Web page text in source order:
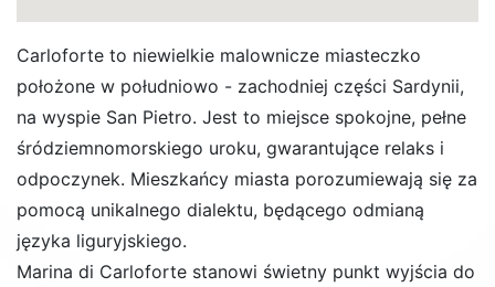
Carloforte to niewielkie malownicze miasteczko
położone w południowo - zachodniej części Sardynii,
na wyspie San Pietro. Jest to miejsce spokojne, pełne
śródziemnomorskiego uroku, gwarantujące relaks i
odpoczynek. Mieszkańcy miasta porozumiewają się za
pomocą unikalnego dialektu, będącego odmianą
języka liguryjskiego.
Marina di Carloforte stanowi świetny punkt wyjścia do